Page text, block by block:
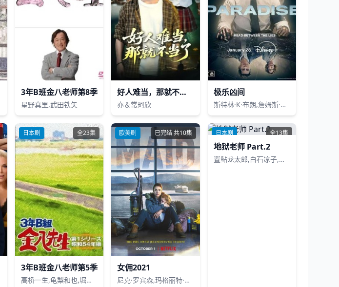
3年B班金八老师第8季
星野真里,武田铁矢
好人难当，那就不当了
亦＆常珂欣
极乐凶间
斯特林·K·布朗,詹姆斯·麦斯登,朱丽安妮·尼科尔森,莎拉·夏希,卡西迪·弗里曼,杰拉尔德·麦克雷尼,查理·埃文斯,妮可·布莱登·布鲁姆,克莉丝·马绍尔,米歇尔·梅勒迪斯,Percy Daggs IV,Aliyah Mastin,John Beavers
日本剧 全23集
3年B班金八老师第5季
高桥一生,龟梨和也,堀内正美,金田明夫,风间俊介,星野真里,倍赏美津子,武田铁矢,平野良
欧美剧 已完结 共10集
女佣2021
尼克·罗宾森,玛格丽特·库里,莱拉·内瓦·惠特
日本剧 全13集
地狱老师 Part.2
置鲇龙太郎,白石凉子,洲崎绫,黑泽朋世,岩崎谅太,古城门志帆,远藤绫,加隈亚衣,森川智之